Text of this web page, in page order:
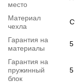
место
Материал
чехла
Гарантия на
материалы
5
Гарантия на
пружинный
блок
5